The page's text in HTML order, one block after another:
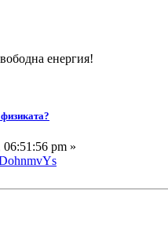
енергия!
pm »